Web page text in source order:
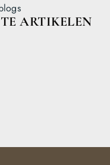
ARTIKELEN